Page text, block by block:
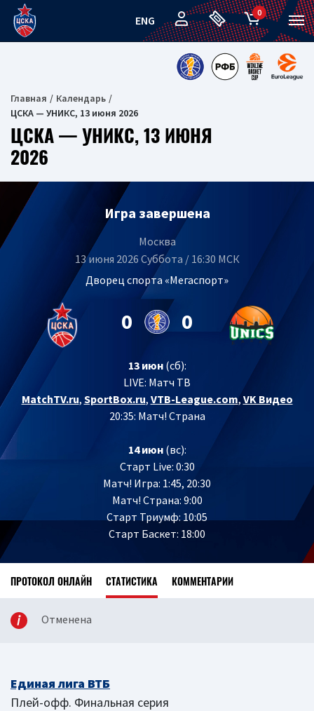
ENG
0
Главная
Календарь
ЦСКА — УНИКС, 13 июня 2026
ЦСКА — УНИКС, 13 ИЮНЯ
2026
Игра завершена
Москва
13 июня 2026 Суббота / 16:30 МСК
Дворец спорта «Мегаспорт»
0 0
13 июн(сб):
LIVE: Матч ТВ
MatchTV.ru, SportBox.ru, VTB-League.com, VK Видео
20:35: Матч! Страна
14 июн(вс):
Старт Live: 0:30
Матч! Игра: 1:45, 20:30
Матч! Страна: 9:00
Старт Триумф: 10:05
Старт Баскет: 18:00
ПРОТОКОЛ ОНЛАЙН СТАТИСТИКА КОММЕНТАРИИ
Отменена
Единая лига ВТБ
Плей-офф. Финальная серия